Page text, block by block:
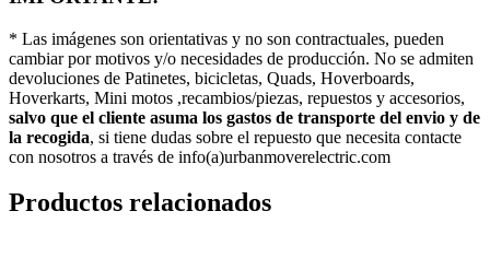
* Las imágenes son orientativas y no son contractuales, pueden
cambiar por motivos y/o necesidades de producción. No se admiten
devoluciones de Patinetes, bicicletas, Quads, Hoverboards,
Hoverkarts, Mini motos ,recambios/piezas, repuestos y accesorios,
salvo que el cliente asuma los gastos de transporte del envio y de
la recogida, si tiene dudas sobre el repuesto que necesita contacte
con nosotros a través de info(a)urbanmoverelectric.com
Productos relacionados